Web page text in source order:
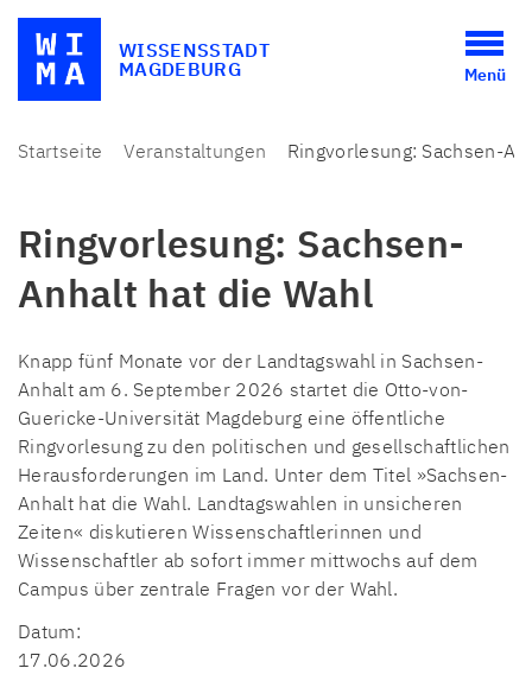
WISSENSSTADT
MAGDEBURG
Menü
Startseite Veranstaltungen Ringvorlesung: Sachsen-
Ringvorlesung: Sachsen-
Anhalt hat die Wahl
Knapp fünf Monate vor der Landtagswahl in Sachsen-
Anhalt am 6. September 2026 startet die Otto-von-
Guericke-Universität Magdeburg eine öffentliche
Ringvorlesung zu den politischen und gesellschaftlichen
Herausforderungen im Land. Unter dem Titel »Sachsen-
Anhalt hat die Wahl. Landtagswahlen in unsicheren
Zeiten« diskutieren Wissenschaftlerinnen und
Wissenschaftler ab sofort immer mittwochs auf dem
Campus über zentrale Fragen vor der Wahl.
Datum:
17.06.2026